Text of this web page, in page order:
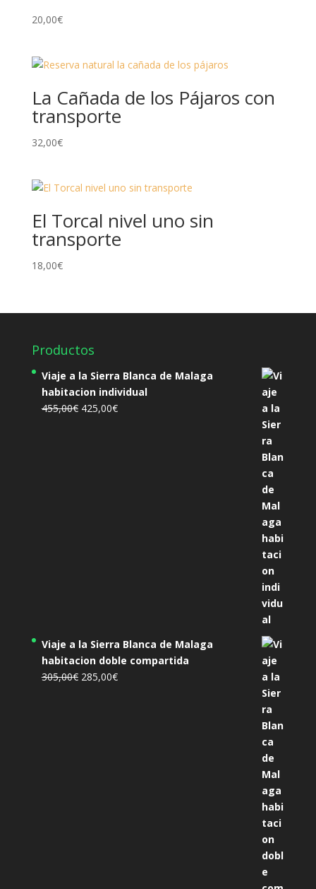
20,00€
La Cañada de los Pájaros con
transporte
32,00€
El Torcal nivel uno sin
transporte
18,00€
Productos
Viaje a la Sierra Blanca de Malaga
habitacion individual
455,00€ El
425,00€El
Viaje a la Sierra Blanca de Malaga
habitacion doble compartida
305,00€ El
285,00€El